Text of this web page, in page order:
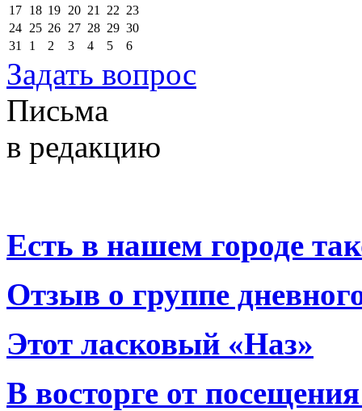
17 18 19 20 21 22 23
24 25 26 27 28 29 30
31
1 2 3 4 5 6
Задать вопрос
Письма
в редакцию
Есть в нашем городе
Отзыв о группе
Этот ласковый «Наз»
В восторге от